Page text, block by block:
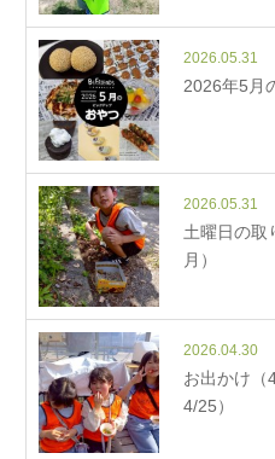
2026.05.31
2026年5月
2026.05.31
土曜日の取
月）
2026.04.30
お出かけ（
4/25）